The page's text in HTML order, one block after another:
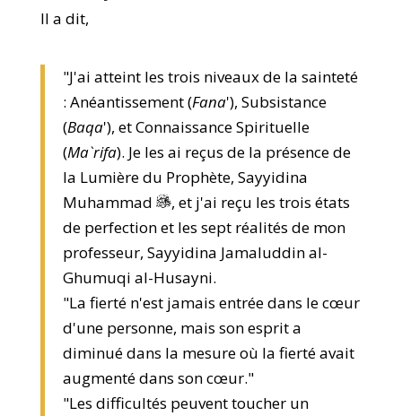
Il a dit,
"J'ai atteint les trois niveaux de la sainteté
: Anéantissement (Fana'), Subsistance
(Baqa'), et Connaissance Spirituelle
(Ma`rifa). Je les ai reçus de la présence de
la Lumière du Prophète, Sayyidina
Muhammad
, et j'ai reçu les trois états
de perfection et les sept réalités de mon
professeur, Sayyidina Jamaluddin al-
Ghumuqi al-Husayni.
"La fierté n'est jamais entrée dans le cœur
d'une personne, mais son esprit a
diminué dans la mesure où la fierté avait
augmenté dans son cœur."
"Les difficultés peuvent toucher un